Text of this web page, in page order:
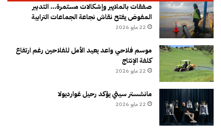
صفقات بالملايير وإشكالات مستمرة… التدبير
المفوض يفتح نقاش نجاعة الجماعات الترابية
22 مايو 2026
موسم فلاحي واعد يعيد الأمل للفلاحين رغم ارتفاع
كلفة الإنتاج
22 مايو 2026
مانشستر سيتي يؤكد رحيل غوارديولا
22 مايو 2026